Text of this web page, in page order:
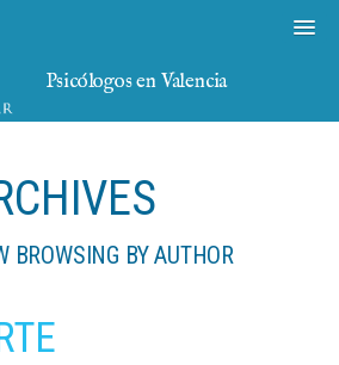
Psicólogos en Valencia
BROWSING BY AUTHOR